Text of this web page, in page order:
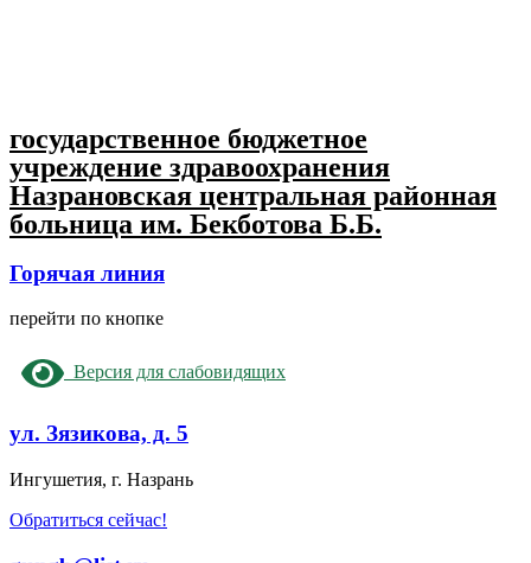
государственное бюджетное
учреждение здравоохранения
Назрановская центральная районная
больница им. Бекботова Б.Б.
Горячая линия
перейти по кнопке
Версия для слабовидящих
ул. Зязикова, д. 5
Ингушетия, г. Назрань
Обратиться сейчас!